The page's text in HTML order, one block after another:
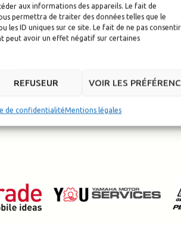
aux informations des appareils. Le fait de
permettra de traiter des données telles que le
les ID uniques sur ce site. Le fait de ne pas consentir
peut avoir un effet négatif sur certaines
REFUSEUR VOIR LES
de confidentialitéMentions légales